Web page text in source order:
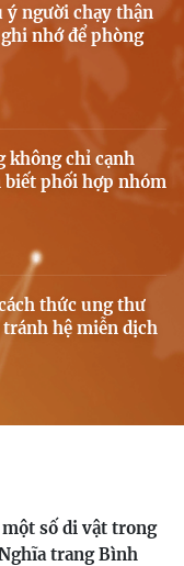
ý người chạy thận
nhớ để phòng
không chỉ cạnh
biết phối hợp nhóm
thức ung thư
tránh hệ miễn dịch
số di vật trong
trang Bình